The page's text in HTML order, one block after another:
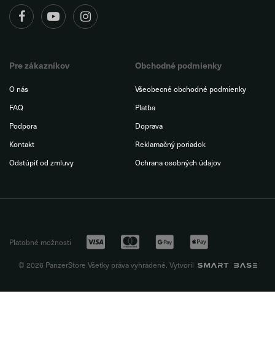
Pre zákazníkov
O nás
FAQ
Podpora
Kontakt
Odstúpiť od zmluvy
Obchodné podmienky
Všeobecné obchodné podmienky
Platba
Doprava
Reklamačný poriadok
Ochrana osobných údajov
© 2026 PanzerStore Všetky práva vyhradené. Vytvoril
Platobné možnosti